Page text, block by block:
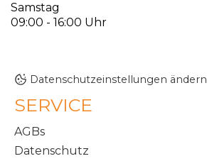
Samstag
09:00 - 16:00 Uhr
Datenschutzeinstellungen ändern
SERVICE
AGBs
Datenschutz